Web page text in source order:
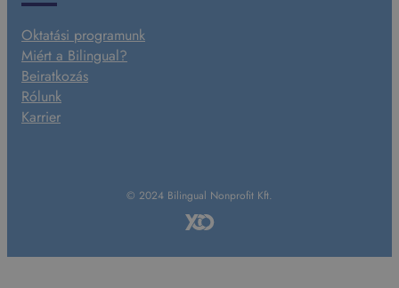
Oktatási programunk
Miért a Bilingual?
Beiratkozás
Rólunk
Karrier
© 2024 Bilingual Nonprofit Kft.